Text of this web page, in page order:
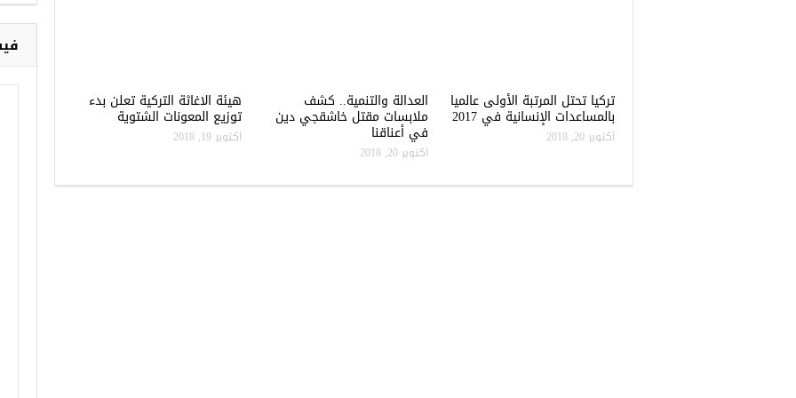
تركيا تحتل المرتبة الأولى عالميا
بالمساعدات الإنسانية في 2017
أكتوبر 20, 2018
العدالة والتنمية.. كشف
ملابسات مقتل خاشقجي دين
في أعناقنا
أكتوبر 20, 2018
هيئة الاغاثة التركية تعلن بدء
توزيع المعونات الشتوية
أكتوبر 19, 2018